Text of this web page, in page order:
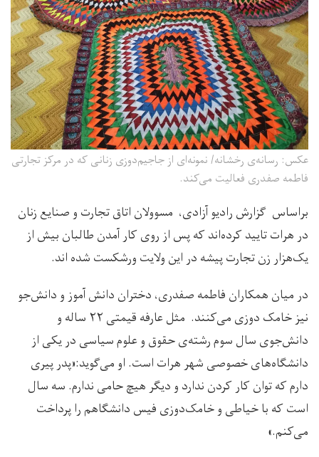
عکس: رسانه‌ی رخشانه/ نمونه‌ای از جاجیم‌دوزی زنانی که در مرکز تجارتی
فاطمه صفدری فعالیت می‌کند.
براساس گزارش رادیو آزادی، مسوولان اتاق تجارت و صنایع زنان
در هرات تایید کرده‌اند که پس از روی کار آمدن طالبان بیش از
یک‌هزار زن تجارت پیشه در این ولایت ورشکست شده اند.
در میان همکاران فاطمه صفدری، دختران دانش آموز و دانش‌جو
نیز خامک دوزی می‌کنند. مثل عارفه قیمتی ۲۲ ساله و
دانش‌جوی سال سوم رشته‌ی حقوق و علوم سیاسی در یکی از
دانشگاه‌های خصوصی شهر هرات است. او می‌گوید:«پدر پیری
دارم که توان کار کردن ندارد و دیگر هیچ حامی ندارم. سه سال
است که با خیاطی و خامک‌دوزی فیس دانشگاهم را پرداخت
می‌کنم.»